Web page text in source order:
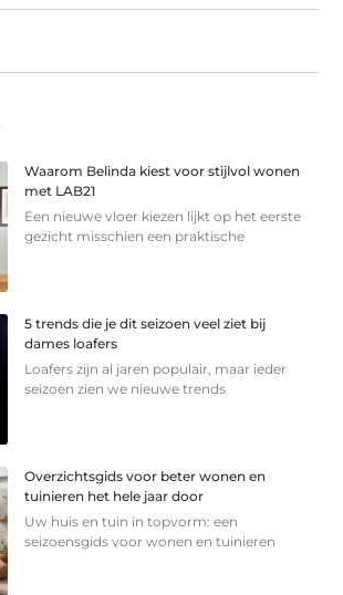
Waarom Belinda kiest voor stijlvol wonen
met LAB21
Een nieuwe vloer kiezen lijkt op het eerste
gezicht misschien een praktische
5 trends die je dit seizoen veel ziet bij
dames loafers
Loafers zijn al jaren populair, maar ieder
seizoen zien we nieuwe trends
Overzichtsgids voor beter wonen en
tuinieren het hele jaar door
Uw huis en tuin in topvorm: een
seizoensgids voor wonen en tuinieren